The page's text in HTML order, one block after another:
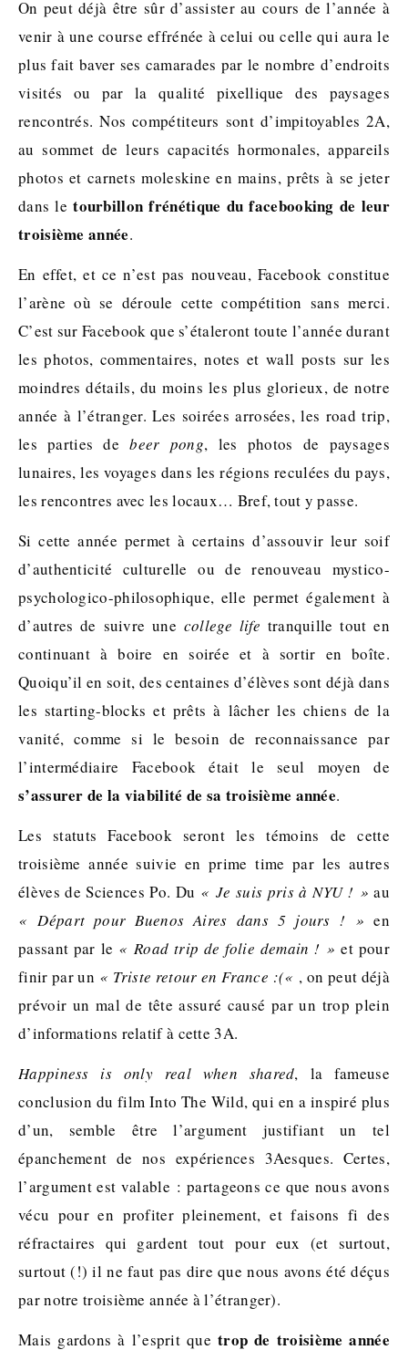
On peut déjà être sûr d’assister au cours de l’année à
venir à une course effrénée à celui ou celle qui aura le
plus fait baver ses camarades par le nombre d’endroits
visités ou par la qualité pixellique des paysages
rencontrés. Nos compétiteurs sont d’impitoyables 2A,
au sommet de leurs capacités hormonales, appareils
photos et carnets moleskine en mains, prêts à se jeter
dans letourbillon frénétique du facebooking de leur
troisième année.
En effet, et ce n’est pas nouveau, Facebook constitue
l’arène où se déroule cette compétition sans merci.
C’est sur Facebook que s’étaleront toute l’année durant
les photos, commentaires, notes et wall posts sur les
moindres détails, du moins les plus glorieux, de notre
année à l’étranger. Les soirées arrosées, les road trip,
les parties debeer pong, les photos de paysages
lunaires, les voyages dans les régions reculées du pays,
les rencontres avec les locaux… Bref, tout y passe.
Si cette année permet à certains d’assouvir leur soif
d’authenticité culturelle ou de renouveau mystico-
psychologico-philosophique, elle permet également à
d’autres de suivre une college life tranquille tout en
continuant à boire en soirée et à sortir en boîte.
Quoiqu’il en soit, des centaines d’élèves sont déjà dans
les starting-blocks et prêts à lâcher les chiens de la
vanité, comme si le besoin de reconnaissance par
l’intermédiaire Facebook était le seul moyen de
s’assurer de la viabilité de sa troisième année.
Les statuts Facebook seront les témoins de cette
troisième année suivie en prime time par les autres
élèves de Sciences Po. Du « Je suis pris à NYU ! » au
« Départ pour Buenos Aires dans 5 jours ! » en
passant par le « Road trip de folie demain ! » et pour
finir par un « Triste retour en France :(« , on peut déjà
prévoir un mal de tête assuré causé par un trop plein
d’informations relatif à cette 3A.
Happiness is only real when shared, la fameuse
conclusion du film Into The Wild, qui en a inspiré plus
d’un, semble être l’argument justifiant un tel
épanchement de nos expériences 3Aesques. Certes,
l’argument est valable : partageons ce que nous avons
vécu pour en profiter pleinement, et faisons fi des
réfractaires qui gardent tout pour eux (et surtout,
surtout (!) il ne faut pas dire que nous avons été déçus
par notre troisième année à l’étranger).
Mais gardons à l’esprit que trop de troisième année